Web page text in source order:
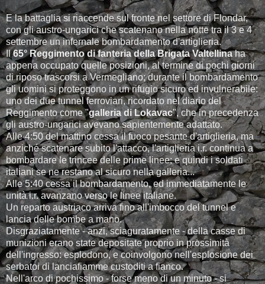
E la battaglia si riaccende sul fronte nel settore di Flondar,
con gli austro-ungarici che scatenano nella notte tra il 3 e 4
settembre un infernale bombardamento d'artiglieria.
Il65° Reggimento di fanteria della Brigata Valtellinaha
appena occupato quelle posizioni, al termine di pochi giorni
di riposo trascorsi a Vermegliano; durante il bombardamento
gli uomini si proteggono in un rifugio sicuro ed invulnerabile:
uno dei due tunnel ferroviari, ricordato nel diario del
Reggimento come "galleria di Lokavac", che in precedenza
gli austro-ungarici avevano sapientemente adattato.
Alle 4:50 del mattino cessa il fuoco pesante d'artiglieria, ma
anziché scatenare subito l'attacco, l'artiglieria i.r. continua a
bombardare le trincee delle prime linee; e quindi i soldati
italiani se ne restano al sicuro nella galleria...
Alle 5:40 cessa il bombardamento, ed immediatamente le
unità i.r. avanzano verso le linee italiane.
Un reparto austriaco arriva fino all'imbocco del tunnel e
lancia delle bombe a mano.
Disgraziatamente - anzi, sciaguratamente - della casse di
munizioni erano state depositate proprio in prossimità
dell'ingresso: esplodono, e coinvolgono nell'esplosione dei
serbatoi di lanciafiamme custoditi a fianco.
Nell'arco di pochissimo - forse meno di un minuto - si